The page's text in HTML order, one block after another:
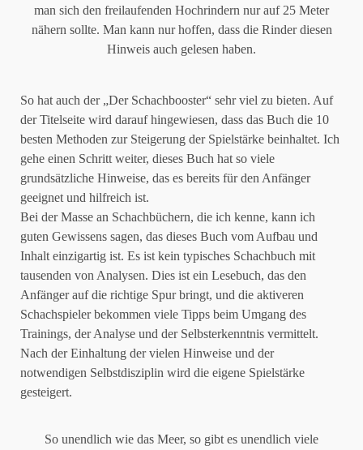
man sich den freilaufenden Hochrindern nur auf 25 Meter
nähern sollte. Man kann nur hoffen, dass die Rinder diesen
Hinweis auch gelesen haben.
So hat auch der „Der Schachbooster“ sehr viel zu bieten. Auf
der Titelseite wird darauf hingewiesen, dass das Buch die 10
besten Methoden zur Steigerung der Spielstärke beinhaltet. Ich
gehe einen Schritt weiter, dieses Buch hat so viele
grundsätzliche Hinweise, das es bereits für den Anfänger
geeignet und hilfreich ist.
Bei der Masse an Schachbüchern, die ich kenne, kann ich
guten Gewissens sagen, das dieses Buch vom Aufbau und
Inhalt einzigartig ist. Es ist kein typisches Schachbuch mit
tausenden von Analysen. Dies ist ein Lesebuch, das den
Anfänger auf die richtige Spur bringt, und die aktiveren
Schachspieler bekommen viele Tipps beim Umgang des
Trainings, der Analyse und der Selbsterkenntnis vermittelt.
Nach der Einhaltung der vielen Hinweise und der
notwendigen Selbstdisziplin wird die eigene Spielstärke
gesteigert.
So unendlich wie das Meer, so gibt es unendlich viele